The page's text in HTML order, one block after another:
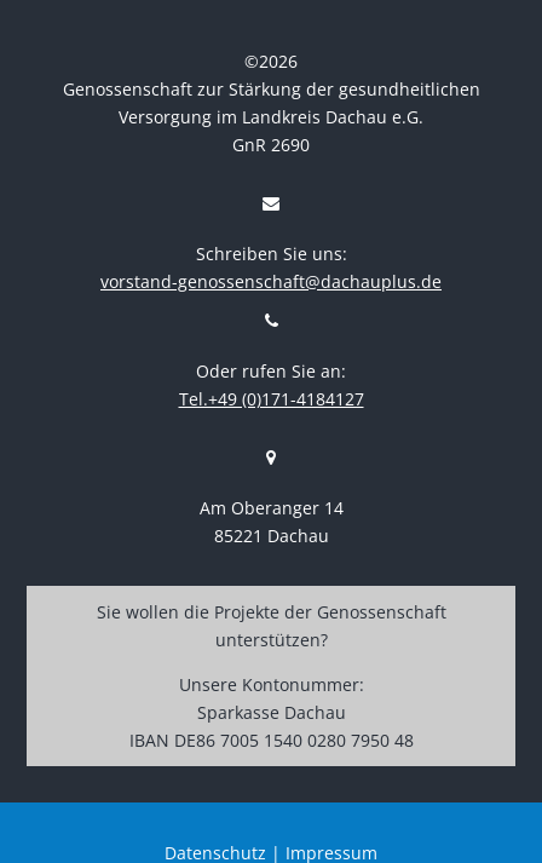
©2026
Genossenschaft zur Stärkung der gesundheitlichen
Versorgung im Landkreis Dachau e.G.
GnR 2690
Schreiben Sie uns:
vorstand-genossenschaft@dachauplus.de
Oder rufen Sie an:
Tel.+49 (0)171-4184127
Am Oberanger 14
85221 Dachau
Sie wollen die Projekte der Genossenschaft
unterstützen?
Unsere Kontonummer:
Sparkasse Dachau
IBAN DE86 7005 1540 0280 7950 48
Datenschutz | Impressum